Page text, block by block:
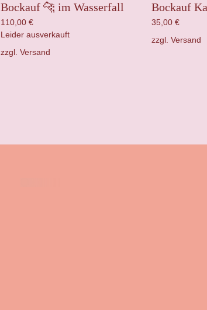
Bockauf 🐆 im Wasserfall
110,00 €
Leider ausverkauft
zzgl. Versand
Bockauf
35,00€
zzgl.Versand